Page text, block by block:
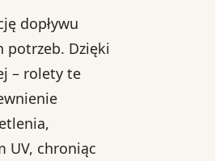
dopływu
potrzeb. Dzięki
– rolety te
UV, chroniąc